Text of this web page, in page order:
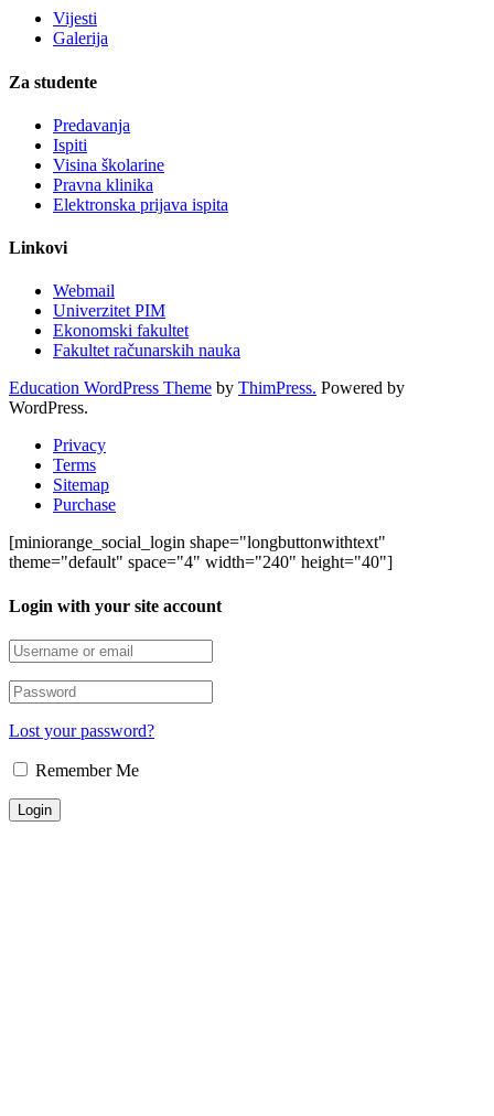
Vijesti
Galerija
Za studente
Predavanja
Ispiti
Visina školarine
Pravna klinika
Elektronska prijava ispita
Linkovi
Webmail
Univerzitet PIM
Ekonomski fakultet
Fakultet računarskih nauka
Education WordPress Theme by ThimPress. Powered by
WordPress.
Privacy
Terms
Sitemap
Purchase
[miniorange_social_login shape="longbuttonwithtext"
theme="default" space="4" width="240" height="40"]
Login with your site account
Lost your password?
Remember Me